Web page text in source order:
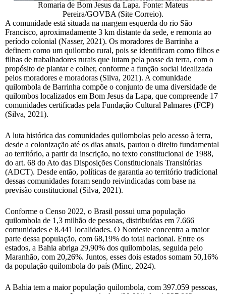
Romaria de Bom Jesus da Lapa. Fonte: Mateus
Pereira/GOVBA (Site Correio).
A comunidade está situada na margem esquerda do rio São
Francisco, aproximadamente 3 km distante da sede, e remonta ao
período colonial (Nasser, 2021). Os moradores de Barrinha a
definem como um quilombo rural, pois se identificam como filhos e
filhas de trabalhadores rurais que lutam pela posse da terra, com o
propósito de plantar e colher, conforme a função social idealizada
pelos moradores e moradoras (Silva, 2021). A comunidade
quilombola de Barrinha compõe o conjunto de uma diversidade de
quilombos localizados em Bom Jesus da Lapa, que compreende 17
comunidades certificadas pela Fundação Cultural Palmares (FCP)
(Silva, 2021).
A luta histórica das comunidades quilombolas pelo acesso à terra,
desde a colonização até os dias atuais, pautou o direito fundamental
ao território, a partir da inscrição, no texto constitucional de 1988,
do art. 68 do Ato das Disposições Constitucionais Transitórias
(ADCT). Desde então, políticas de garantia ao território tradicional
dessas comunidades foram sendo reivindicadas com base na
previsão constitucional (Silva, 2021).
Conforme o Censo 2022, o Brasil possui uma população
quilombola de 1,3 milhão de pessoas, distribuídas em 7.666
comunidades e 8.441 localidades. O Nordeste concentra a maior
parte dessa população, com 68,19% do total nacional. Entre os
estados, a Bahia abriga 29,90% dos quilombolas, seguida pelo
Maranhão, com 20,26%. Juntos, esses dois estados somam 50,16%
da população quilombola do país (Minc, 2024).
A Bahia tem a maior população quilombola, com 397.059 pessoas,